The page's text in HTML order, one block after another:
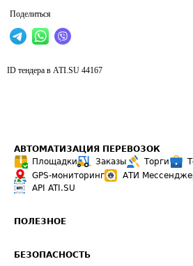
Поделиться
ID тендера в ATI.SU 44167
АВТОМАТИЗАЦИЯ ПЕРЕВОЗОК
Площадки
Заказы Торги
GPS-мониторинг
АТИ
API ATI.SU
ПОЛЕЗНОЕ
БЕЗОПАСНОСТЬ